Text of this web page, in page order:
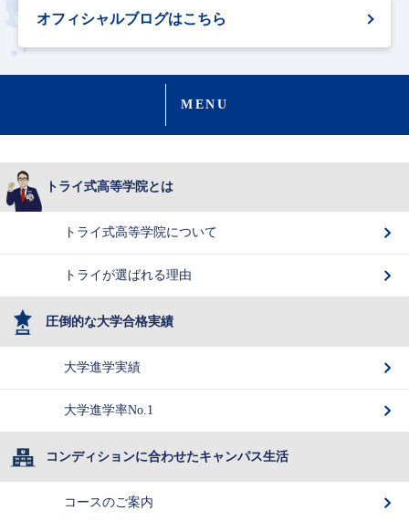
オフィシャルブログはこちら
MENU
トライ式高等学院とは
トライ式高等学院について
トライが選ばれる理由
圧倒的な大学合格実績
大学進学実績
大学進学率No.1
コンディションに合わせたキャンパス生活
コースのご案内